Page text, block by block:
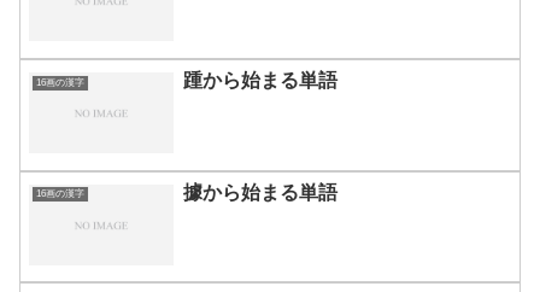
16画の漢字 踵から始まる単語
16画の漢字 據から始まる単語